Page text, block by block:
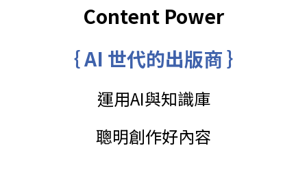
Content Power
｛ AI 世代的出版商 ｝
運用AI與知識庫
聰明創作好內容